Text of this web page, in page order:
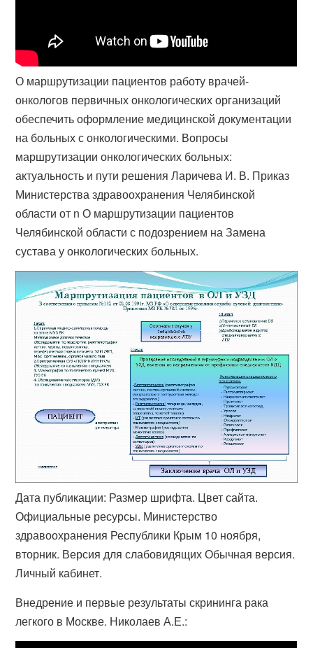
О маршрутизации пациентов работу врачей-
онкологов первичных онкологических организаций
обеспечить оформление медицинской документации
на больных с онкологическими. Вопросы
маршрутизации онкологических больных:
актуальность и пути решения Ларичева И. В. Приказ
Министерства здравоохранения Челябинской
области от n О маршрутизации пациентов
Челябинской области с подозрением на Замена
сустава у онкологических больных.
Дата публикации: Размер шрифта. Цвет сайта.
Официальные ресурсы. Министерство
здравоохранения Республики Крым 10 ноября,
вторник. Версия для слабовидящих Обычная версия.
Личный кабинет.
Внедрение и первые результаты скрининга рака
легкого в Москве. Николаев А.Е.: